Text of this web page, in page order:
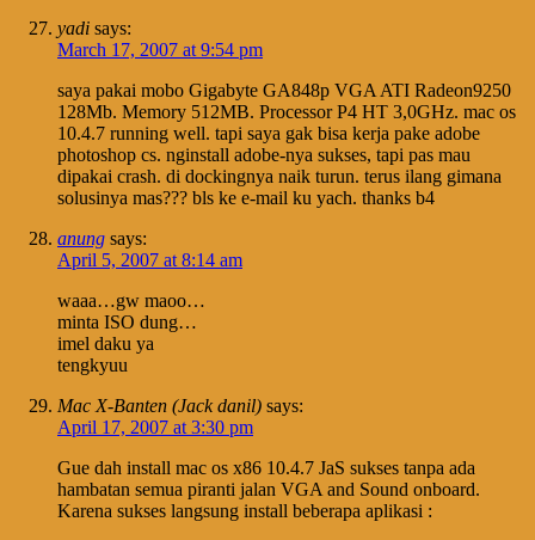
yadi says:
March 17, 2007 at 9:54 pm
saya pakai mobo Gigabyte GA848p VGA ATI Radeon9250
128Mb. Memory 512MB. Processor P4 HT 3,0GHz. mac os
10.4.7 running well. tapi saya gak bisa kerja pake adobe
photoshop cs. nginstall adobe-nya sukses, tapi pas mau
dipakai crash. di dockingnya naik turun. terus ilang gimana
solusinya mas??? bls ke e-mail ku yach. thanks b4
anung says:
April 5, 2007 at 8:14 am
waaa…gw maoo…
minta ISO dung…
imel daku ya
tengkyuu
Mac X-Banten (Jack danil) says:
April 17, 2007 at 3:30 pm
Gue dah install mac os x86 10.4.7 JaS sukses tanpa ada
hambatan semua piranti jalan VGA and Sound onboard.
Karena sukses langsung install beberapa aplikasi :